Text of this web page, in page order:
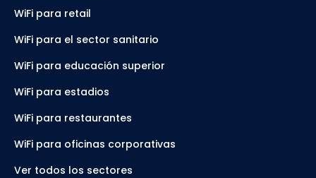
WiFi para retail
WiFi para el sector sanitario
WiFi para educación superior
WiFi para estadios
WiFi para restaurantes
WiFi para oficinas corporativas
Ver todos los sectores